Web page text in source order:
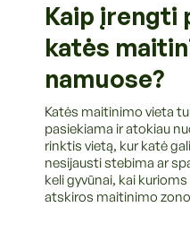
Kaip įrengti
katės
namuose?
Katės maitinimo vieta
pasiekiama ir atokiau
rinktis vietą, kur katė
nesijausti stebima ar
keli gyvūnai, kai
atskiros maitinimo